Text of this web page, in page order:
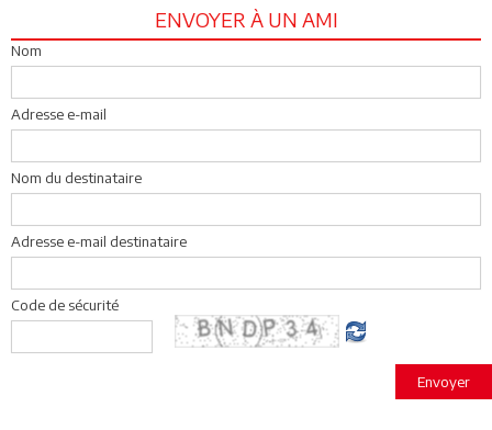
ENVOYER À UN AMI
Nom
Adresse e-mail
Nom du destinataire
Adresse e-mail destinataire
Code de sécurité
Envoyer